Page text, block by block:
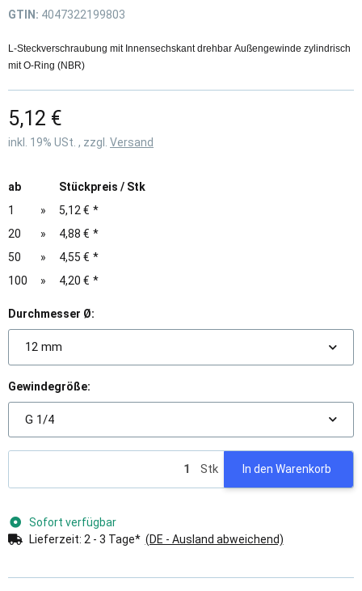
GTIN: 4047322199803
L-Steckverschraubung mit Innensechskant drehbar Außengewinde zylindrisch
mit O-Ring (NBR)
5,12 €
inkl. 19% USt. , zzgl. Versand
ab
Stückpreis / Stk
1
» 5,12 € *
20
» 4,88 € *
50
» 4,55 € *
100
» 4,20 € *
Durchmesser Ø:
12 mm
Gewindegröße:
G 1/4
Stk In den Warenkorb
Sofort verfügbar
Lieferzeit: 2 - 3 Tage* (DE - Ausland abweichend)